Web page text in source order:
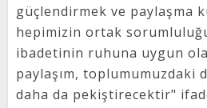
güçlendirmek ve paylaşma
hepimizin ortak
ibadetinin ruhuna uygun
paylaşım, toplumumuzdaki
daha da pekiştirecektir"